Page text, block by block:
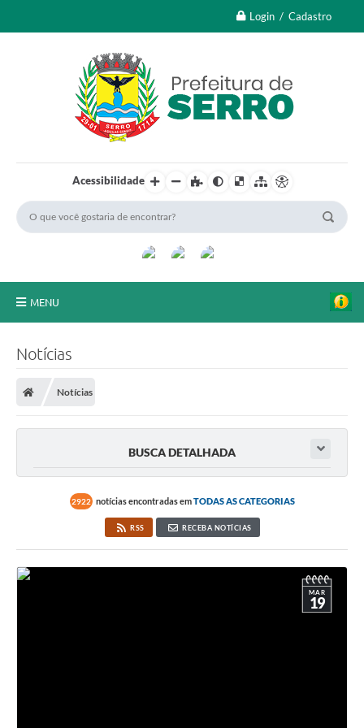
Login / Cadastro
Acessibilidade
MENU
Online
Plano Diretor Participativo de Serro/MG
Notícias
Notícias
BUSCA DETALHADA
2922 notícias encontradas emTODAS AS CATEGORIAS
RSS RECEBA NOTÍCIAS
MAR
19